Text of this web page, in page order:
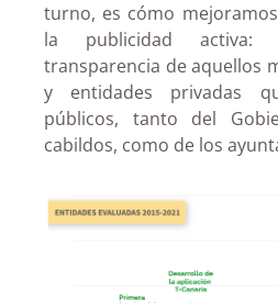
turno, es cómo
la publicidad
transparencia de aquellos
y entidades privadas
públicos, tanto del
cabildos, como de los